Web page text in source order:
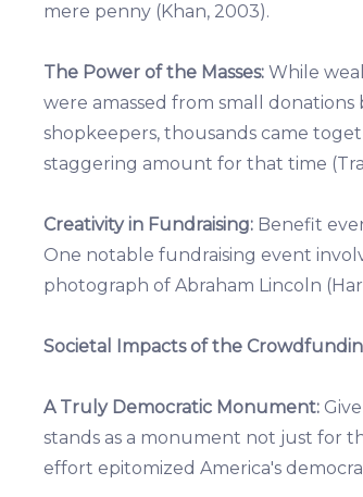
mere penny (Khan, 2003).
The Power of the Masses: While
were amassed from small
shopkeepers, thousands came
staggering amount for that time
Creativity in Fundraising: Benefit
One notable fundraising event
photograph of Abraham Lincoln
Societal Impacts of the
A Truly Democratic Monument:
stands as a monument not just for
effort epitomized America's